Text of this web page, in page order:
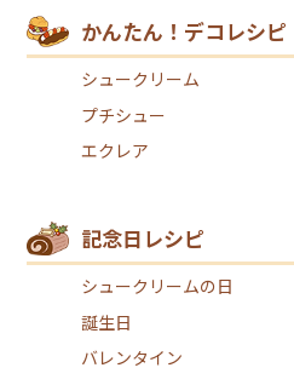
かんたん！デコレシピ
シュークリーム
プチシュー
エクレア
記念日レシピ
シュークリームの日
誕生日
バレンタイン